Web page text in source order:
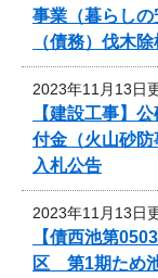
事業（暮らしの
（債務）伐木
2023年11月13日
【建設工事】
付金（火山砂
入札公告
2023年11月13日
【債西池第
区 第1期ため